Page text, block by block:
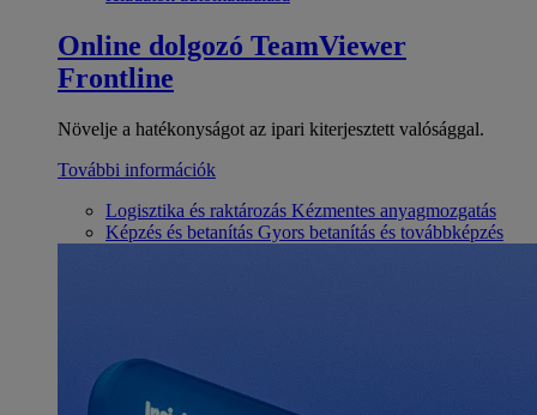
Online dolgozó TeamViewer
Frontline
Növelje a hatékonyságot az ipari kiterjesztett valósággal.
További információk
Logisztika és raktározás Kézmentes anyagmozgatás
Képzés és betanítás Gyors betanítás és továbbképzés